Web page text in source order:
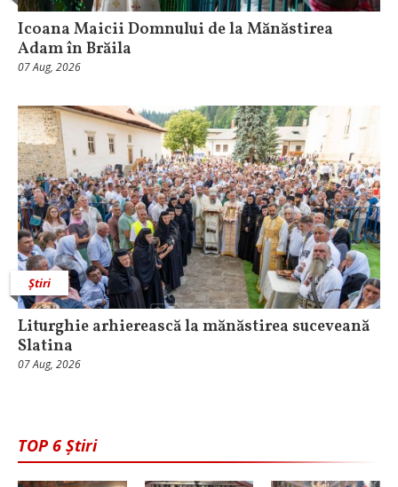
Icoana Maicii Domnului de la Mănăstirea
Adam în Brăila
07 Aug, 2026
Știri
Liturghie arhierească la mănăstirea suceveană
Slatina
07 Aug, 2026
TOP 6 Știri